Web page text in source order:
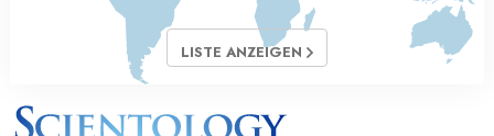
LISTE ANZEIGEN